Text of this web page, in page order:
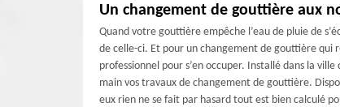
Un changement de gouttière aux
Quand votre gouttière empêche l’eau de pluie de
de celle-ci. Et pour un changement de gouttière qui
professionnel pour s’en occuper. Installé dans la
main vos travaux de changement de gouttière.
eux rien ne se fait par hasard tout est bien calculé